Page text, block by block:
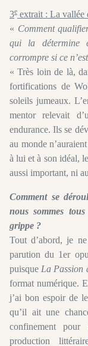
3e extrait : La vallée
« Comment
qui la détermine
corrompre si ce
« Très loin de là,
fortifications de
soleils jumeaux.
mentor relevait
endurance. Ils se
au monde
à lui et à son idéal,
aussi important, ni
Comment se
nous sommes
grippe ?
Tout d’abord, je
parution du 1er
puisque La Passion
format numérique.
j’ai bon espoir de
qu’il ait une
confinement
production